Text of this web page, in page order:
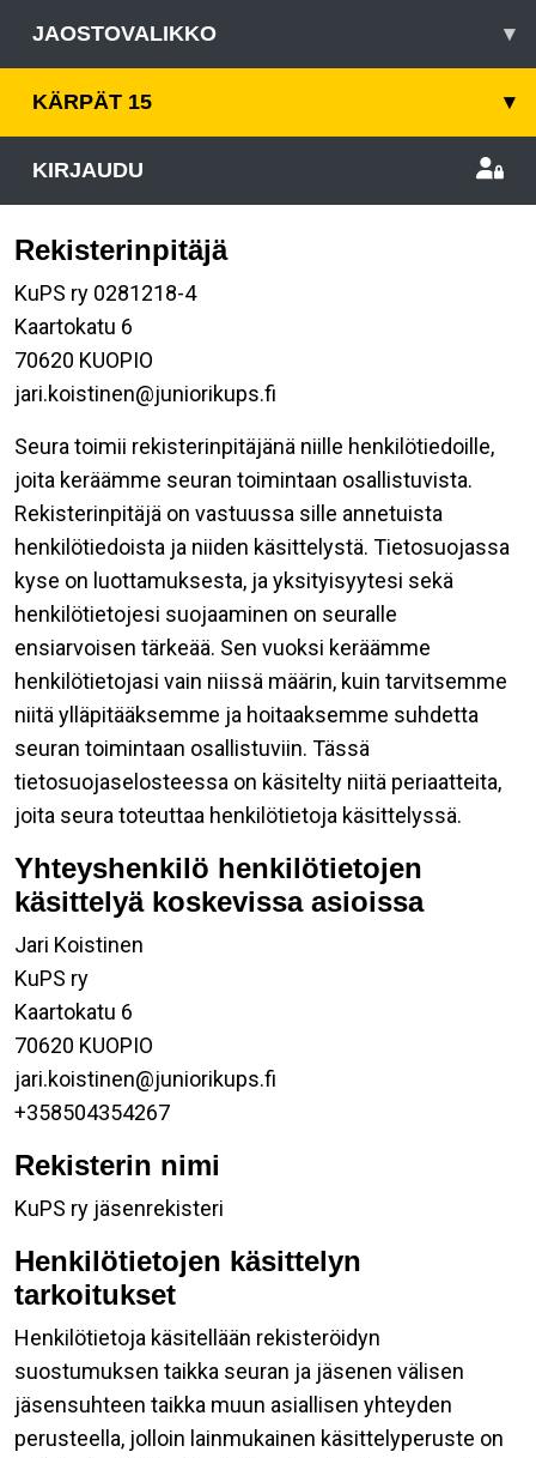
JAOSTOVALIKKO ▾
KÄRPÄT 15 ▾
KIRJAUDU
Rekisterinpitäjä
KuPS ry 0281218-4
Kaartokatu 6
70620 KUOPIO
jari.koistinen@juniorikups.fi
Seura toimii rekisterinpitäjänä niille henkilötiedoille,
joita keräämme seuran toimintaan osallistuvista.
Rekisterinpitäjä on vastuussa sille annetuista
henkilötiedoista ja niiden käsittelystä. Tietosuojassa
kyse on luottamuksesta, ja yksityisyytesi sekä
henkilötietojesi suojaaminen on seuralle
ensiarvoisen tärkeää. Sen vuoksi keräämme
henkilötietojasi vain niissä määrin, kuin tarvitsemme
niitä ylläpitääksemme ja hoitaaksemme suhdetta
seuran toimintaan osallistuviin. Tässä
tietosuojaselosteessa on käsitelty niitä periaatteita,
joita seura toteuttaa henkilötietoja käsittelyssä.
Yhteyshenkilö henkilötietojen
käsittelyä koskevissa asioissa
Jari Koistinen
KuPS ry
Kaartokatu 6
70620 KUOPIO
jari.koistinen@juniorikups.fi
+358504354267
Rekisterin nimi
KuPS ry jäsenrekisteri
Henkilötietojen käsittelyn
tarkoitukset
Henkilötietoja käsitellään rekisteröidyn
suostumuksen taikka seuran ja jäsenen välisen
jäsensuhteen taikka muun asiallisen yhteyden
perusteella, jolloin lainmukainen käsittelyperuste on